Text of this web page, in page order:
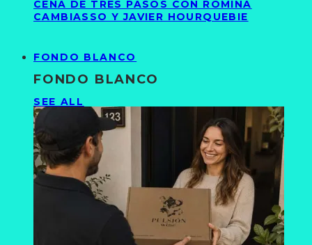
CENA DE TRES PASOS CON ROMINA
CAMBIASSO Y JAVIER HOURQUEBIE
FONDO BLANCO
FONDO BLANCO
SEE ALL